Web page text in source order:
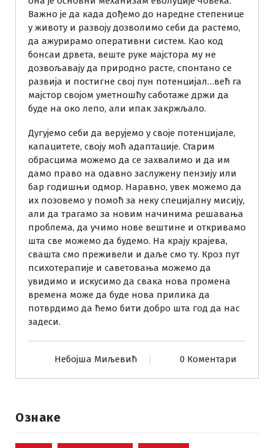
Важно је да када дођемо до наредне степенице
у животу и развоју дозволимо себи да растемо,
да ажурирамо оперативни систем. Као код
бонсаи дрвета, веште руке мајстора му не
дозвољавају да природно расте, спонтано се
развија и постигне свој пун потенцијал…већ га
мајстор својом уметношћу саботаже држи да
буде на око лепо, али ипак закржљало.
Дугујемо себи да верујемо у своје потенцијале,
капацитете, своју моћ адаптације. Старим
обрасцима можемо да се захвалимо и да им
дамо право на одавно заслужену пензију или
бар годишњи одмор. Наравно, увек можемо да
их позовемо у помоћ за неку специјалну мисију,
али да трагамо за новим начинима решавања
проблема, да учимо нове вештине и откривамо
шта све можемо да будемо. На крају крајева,
свашта смо преживели и даље смо ту. Кроз пут
психотерапије и саветовања можемо да
увидимо и искусимо да свака нова промена
времена може да буде нова прилика да
потврдимо да ћемо бити добро шта год да нас
задеси.
Небојша Миљевић 0 Коментари
Ознаке